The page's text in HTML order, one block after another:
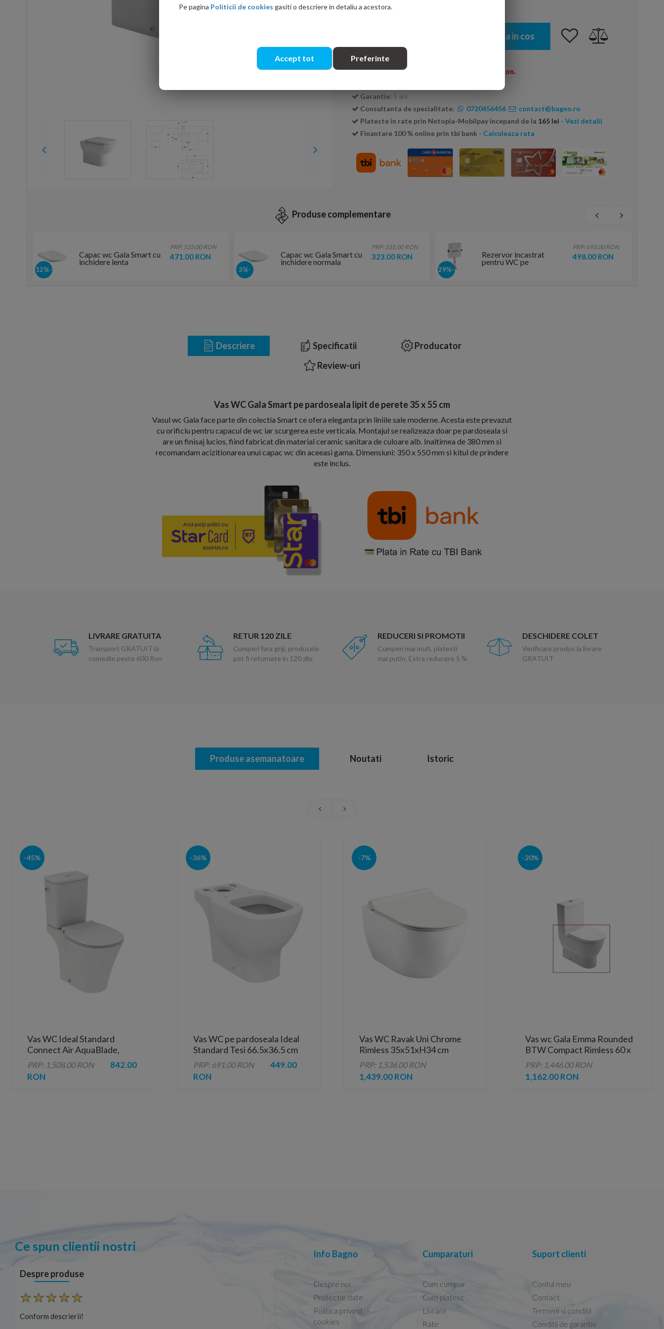
Adauga in cos
Transport GRATUIT la comenzi peste 600 Ron.
Garantie: 5 ani
Consultanta de specialitate:
0720456456
contact@bagno.ro
Plateste in rate prin Netopia-Mobilpay incepand de la 165 lei - Vezi detalii
Finantare 100 % online prin tbi bank - Calculeaza rata
Produse complementare
-29%
Rezervor incastrat
pentru WC pe
pardoseala Geberit
PRP: 693.00 RON
498.00 RON
-3%
Capac wc Gala Smart cu
inchidere normala
PRP: 331.00 RON
323.00 RON
-12%
Capac wc Gala Smart cu
inchidere lenta
PRP: 533.00 RON
471.00 RON
Descriere Specificatii
Producator
Review-uri
Vas WC Gala Smart pe pardoseala lipit de perete 35 x 55 cm
Vasul wc Gala face parte din colectia Smart ce ofera eleganta prin liniile sale moderne. Acesta este prevazut
cu orificiu pentru capacul de wc iar scurgerea este verticala. Montajul se realizeaza doar pe pardoseala si
are un finisaj lucios, fiind fabricat din material ceramic sanitara de culoare alb. Inaltimea de 380 mm si
recomandam acizitionarea unui capac wc din aceeasi gama. Dimensiuni: 350 x 550 mm si kitul de prindere
este inclus.
LIVRARE GRATUITA
Transport GRATUIT la
comezile peste 600 Ron
RETUR 120 ZILE
Cumperi fara griji, produsele
pot fi returnate in 120 zile
REDUCERI SI PROMOTII
Cumperi mai mult, platesti
mai putin. Extra reducere 5 %
DESCHIDERE COLET
Verificare produs la livrare
GRATUIT
Produse asemanatoare Noutati Istoric
-45%
Vas WC Ideal Standard
Connect Air AquaBlade,
evacuare laterala 66 x 36 cm
PRP: 1,508.00 RON
842.00
RON
-36%
Vas WC pe pardoseala Ideal
Standard Tesi 66.5x36.5 cm
alb lucios
PRP: 691.00 RON
449.00
RON
-7%
Vas WC Ravak Uni Chrome
Rimless 35x51xH34 cm
PRP: 1,536.00 RON
1,439.00 RON
-20%
Vas wc Gala Emma Rounded
BTW Compact Rimless 60 x
36 cm
PRP: 1,446.00 RON
1,162.00 RON
Ce spun clientii nostri
Despre produse
Conform descrierii! Conform descrierii! Capacele Grohe sunt de bună calitate și se
Info Bagno
Despre noi
Protectie date
Politica privind
cookies
Cumparaturi
Cum cumpar
Cum platesc
Livrare
Rate
Suport clienti
Contul meu
Contact
Termeni si conditii
Conditii de garantie
Pe pagina Politicii de cookies gasiti o descriere in detaliu a acestora.
Accept tot Preferinte